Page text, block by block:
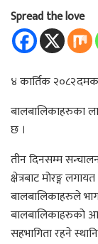
Spread the love
४ कार्तिक
बालबालिकाहरुका
छ ।
तीन दिनसम्म
क्षेत्रबाट मोरङ्ग
बालबालिकाहरुले
बालबालिकाहरुको
सहभागिता रहने